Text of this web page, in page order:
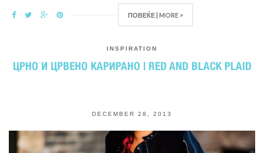
ПОВЕЌЕ | MORE >
INSPIRATION
ЦРНО И ЦРВЕНО КАРИРАНО | RED AND BLACK PLAID
DECEMBER 28, 2013